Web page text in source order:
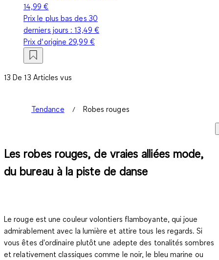
14,99 €
Prix le plus bas des 30
derniers jours :13,49 €
Prix d‘origine 29,99 €
13 De 13 Articles vus
Tendance Robes rouges
Les robes rouges, de vraies alliées mode,
du bureau à la piste de danse
Le rouge est une couleur volontiers flamboyante, qui joue
admirablement avec la lumière et attire tous les regards. Si
vous êtes d'ordinaire plutôt une adepte des tonalités sombres
et relativement classiques comme le noir, le bleu marine ou